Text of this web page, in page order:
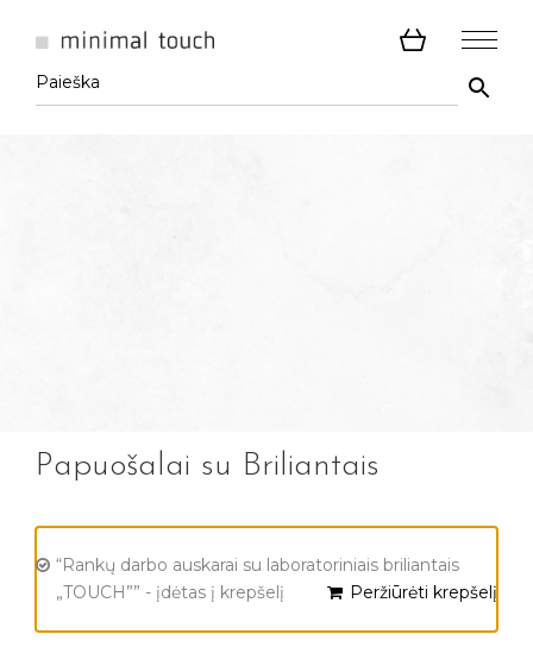
Papuošalai su Briliantais
“Rankų darbo auskarai su laboratoriniais briliantais
„TOUCH”” - įdėtas į krepšelį
Peržiūrėti krepšelį